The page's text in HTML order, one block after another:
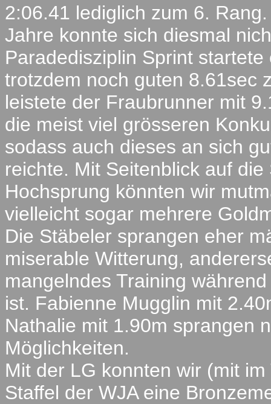
2:06.41 lediglich zum 6.
Jahre konnte sich diesmal
Paradedisziplin Sprint
trotzdem noch guten 8.61sec
leistete der Fraubrunner mit
die meist viel grösseren
sodass auch dieses an sich
reichte. Mit Seitenblick auf
Hochsprung könnten wir
vielleicht sogar mehrere
Die Stäbeler sprangen eher
miserable Witterung,
mangelndes Training
ist. Fabienne Mugglin mit
Nathalie mit 1.90m sprangen
Möglichkeiten.
Mit der LG konnten wir (mit
Staffel der WJA eine